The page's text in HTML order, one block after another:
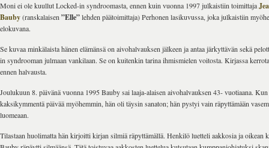
Moni ei ole kuullut Locked-in syndroomasta, ennen kuin vuonna 1997 julkaistiin toimittaja
Bauby(ranskalaisen ”Elle”lehden päätoimittaja) Perhonen lasikuvussa, joka julkaistiin
elokuvana.
Se kuvaa minkälaista hänen elämänsä on aivohalvauksen jälkeen ja antaa järkyttävän sekä
in syndrooman julmaan vankilaan. Se on kuitenkin tarina ihmismielen voitosta. Kirjassa
ennen halvausta.
Joulukuun 8. päivänä vuonna 1995 Bauby sai laaja-alaisen aivohalvauksen 43- vuotiaana.
kaksikymmentä päivää myöhemmin, hän oli täysin sanaton; hän pystyi vain räpyttämään
luomeaan.
Tilastaan huolimatta ​​hän kirjoitti kirjan silmiä räpyttämällä. Henkilö luetteli aakkosia ja oikean